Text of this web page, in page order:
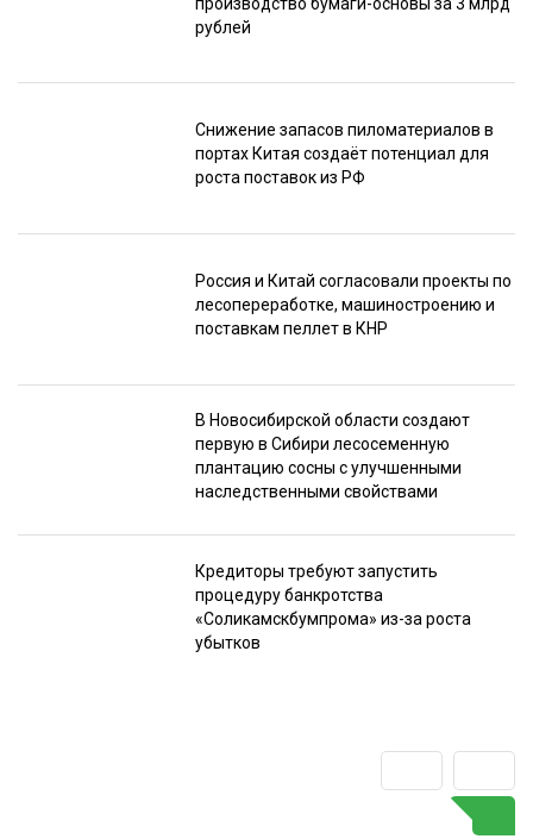
рублей
Снижение запасов пиломатериалов в
портах Китая создаёт потенциал для
роста поставок из РФ
Россия и Китай согласовали проекты по
лесопереработке, машиностроению и
поставкам пеллет в КНР
В Новосибирской области создают
первую в Сибири лесосеменную
плантацию сосны с улучшенными
наследственными свойствами
Кредиторы требуют запустить
процедуру банкротства
«Соликамскбумпрома» из-за роста
убытков